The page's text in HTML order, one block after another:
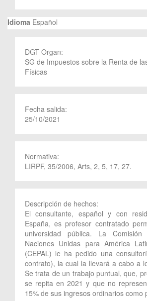
Idioma Español
DGT Organ:
SG de Impuestos sobre la Renta de
Físicas
Fecha salida:
25/10/2021
Normativa:
LIRPF, 35/2006, Arts, 2, 5, 17, 27.
Descripción de hechos:
El consultante, español y con
España, es profesor contratado
universidad pública. La Comisión
Naciones Unidas para América
(CEPAL) le ha pedido una
contrato), la cual la llevará a cabo a
Se trata de un trabajo puntual, que,
se repita en 2021 y que no
15% de sus ingresos ordinarios como